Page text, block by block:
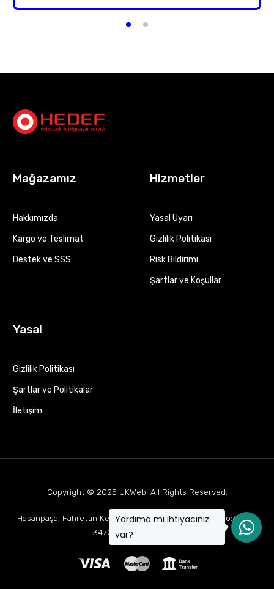
Mağazamız
Hakkımızda
Kargo ve Teslimat
Destek ve SSS
Hizmetler
Yasal Uyarı
Gizlilik Politikası
Risk Bildirimi
Şartlar ve Koşullar
Yasal
Gizlilik Politikası
Şartlar ve Politikalar
İletişim
Copyright © 2025 UKWeb. All Rights Reserved.
Hasanpaşa, Fahrettin Kerim Gökay Cd Mukaddes Apt No:63 D:1,
34722 Kadıköy/İstanbul
Yardıma mı ihtiyacınız
var?